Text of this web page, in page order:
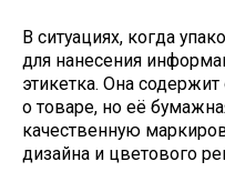
В ситуациях, когда
для нанесения
этикетка. Она
о товаре, но её
качественную
дизайна и цветового